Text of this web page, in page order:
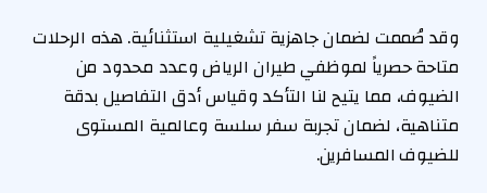
وقد صُممت لضمان جاهزية تشغيلية استثنائية. هذه الرحلات
متاحة حصرياً لموظفي طيران الرياض وعدد محدود من
الضيوف، مما يتيح لنا التأكد وقياس أدق التفاصيل بدقة
متناهية، لضمان تجربة سفر سلسة وعالمية المستوى
للضيوف المسافرين.